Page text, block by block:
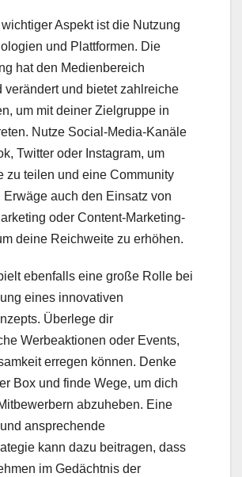
Aspekt ist die Nutzung
und Plattformen. Die
hat den Medienbereich
verändert und bietet zahlreiche
um mit deiner Zielgruppe in
Nutze Social-Media-Kanäle
Twitter oder Instagram, um
zu teilen und eine Community
Erwäge auch den Einsatz von
oder Content-Marketing-
deine Reichweite zu erhöhen.
ebenfalls eine große Rolle bei
eines innovativen
Überlege dir
Werbeaktionen oder Events,
erregen können. Denke
Box und finde Wege, um dich
abzuheben. Eine
ansprechende
kann dazu beitragen, dass
im Gedächtnis der